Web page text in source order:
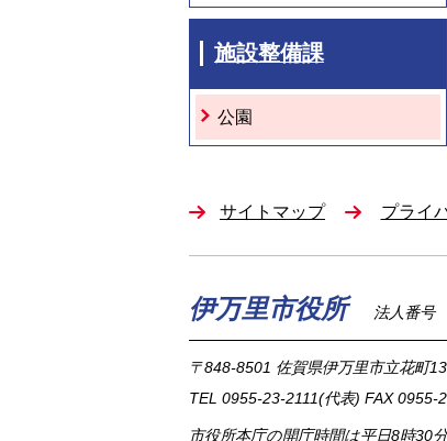
施設整備課
公園
サイトマップ プライ
伊万里市役所 法人番号
〒848-8501 佐賀県伊万里市立花町
TEL 0955-23-2111(代表) FAX 0955-
市役所本庁の開庁時間は平日8時30